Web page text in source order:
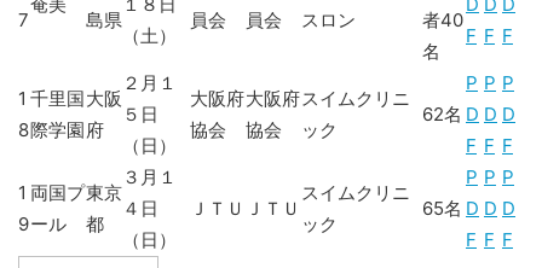
7 島県
（土）
員会 員会 スロン
者40
名
F F F
1
8
千里国
際学園
大阪
府
２月１
５日
（日）
大阪府
協会
大阪府
協会
スイムクリニ
ック
62名
P
D
F
P
D
F
P
D
F
1
9
両国プ
ール
東京
都
３月１
４日
（日）
ＪＴＵ ＪＴＵ
スイムクリニ
ック
65名
P
D
F
P
D
F
P
D
F